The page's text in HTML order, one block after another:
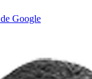
Google